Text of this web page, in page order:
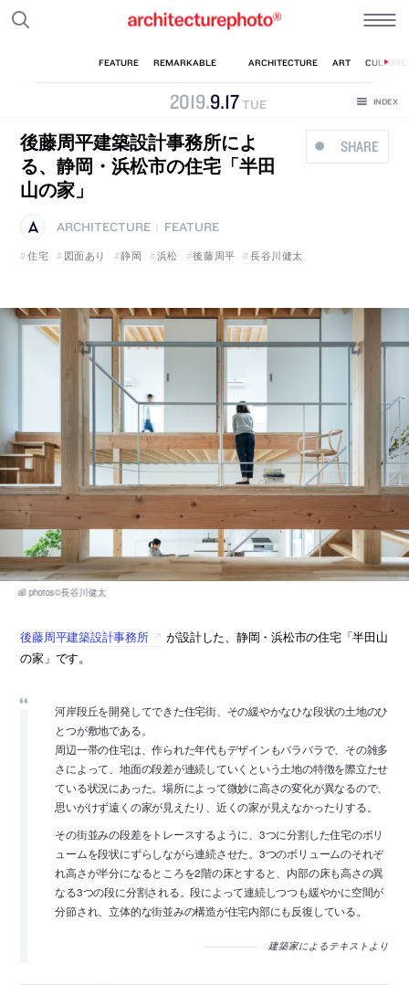
2019.9.17TUE
SHARE
後藤周平建築設計事務所によ
る、静岡・浜松市の住宅「半田
山の家」
ARCHITECTURE
FEATURE
住宅
図面あり 静岡 浜松 後藤周平 長谷川健太
後藤周平建築設計事務所
が設計した、静岡・浜松市の住宅「半田山
の家」です。
河岸段丘を開発してできた住宅街、その緩やかなひな段状の土地のひ
とつが敷地である。
周辺一帯の住宅は、作られた年代もデザインもバラバラで、その雑多
さによって、地面の段差が連続していくという土地の特徴を際立たせ
ている状況にあった。場所によって微妙に高さの変化が異なるので、
思いがけず遠くの家が見えたり、近くの家が見えなかったりする。
その街並みの段差をトレースするように、3つに分割した住宅のボリ
ュームを段状にずらしながら連続させた。3つのボリュームのそれぞ
れ高さが半分になるところを2階の床とすると、内部の床も高さの異
なる3つの段に分割される。段によって連続しつつも緩やかに空間が
分節され、立体的な街並みの構造が住宅内部にも反復している。
建築家によるテキストより